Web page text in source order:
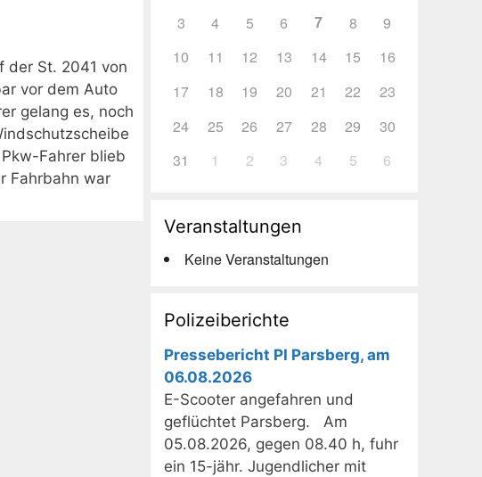
der St. 2041 von
vor dem Auto
gelang es, noch
Fahrer blieb
Fahrbahn war
3
4 5 6 7 8
9
10
11 12 13 14 15
16
17
18 19 20 21 22
23
24
25 26 27 28 29
30
31
1 2 3 4 5 6
Veranstaltungen
Keine Veranstaltungen
Polizeiberichte
Pressebericht PI Parsberg, am
06.08.2026
E-Scooter angefahren und
geflüchtet Parsberg. Am
05.08.2026, gegen 08.40 h, fuhr
ein 15-jähr. Jugendlicher mit